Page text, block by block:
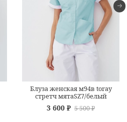
Блуза женская м94в toray
стретч мятаSZ7/белый
3 600 ₽ 5 500 ₽